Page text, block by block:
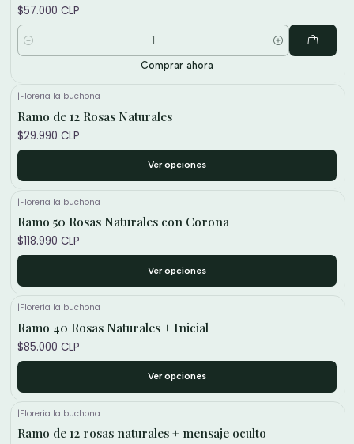
$57.000 CLP
Cantidad
Comprar ahora
|Floreria la buchona
Ramo de 12 Rosas Naturales
$29.990 CLP
Ver opciones
|Floreria la buchona
Ramo 50 Rosas Naturales con Corona
$118.990 CLP
Ver opciones
|Floreria la buchona
Ramo 40 Rosas Naturales + Inicial
$85.000 CLP
Ver opciones
|Floreria la buchona
Ramo de 12 rosas naturales + mensaje oculto